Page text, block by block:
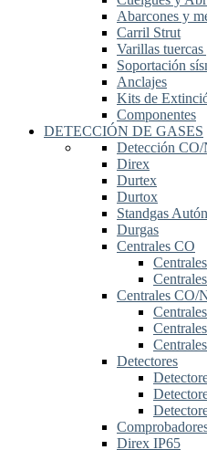
Abarcones y
Carril Strut
Varillas tuercas
Soportación
Anclajes
Kits de
Componentes
DETECCIÓN DE GASES
Detección CO/
Direx
Durtex
Durtox
Standgas
Durgas
Centrales CO
Centrales CO/
Detectores
Direx IP65